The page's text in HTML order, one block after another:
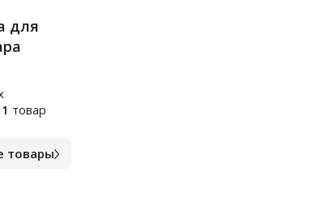
для
1 товар
товары